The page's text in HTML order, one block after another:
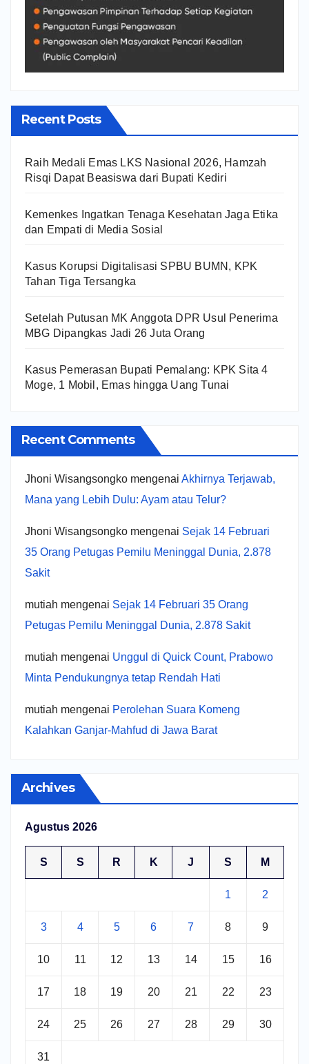
Recent Posts
Raih Medali Emas LKS Nasional 2026, Hamzah
Risqi Dapat Beasiswa dari Bupati Kediri
Kemenkes Ingatkan Tenaga Kesehatan Jaga Etika
dan Empati di Media Sosial
Kasus Korupsi Digitalisasi SPBU BUMN, KPK
Tahan Tiga Tersangka
Setelah Putusan MK Anggota DPR Usul Penerima
MBG Dipangkas Jadi 26 Juta Orang
Kasus Pemerasan Bupati Pemalang: KPK Sita 4
Moge, 1 Mobil, Emas hingga Uang Tunai
Recent Comments
Jhoni Wisangsongko mengenai Akhirnya Terjawab,
Mana yang Lebih Dulu: Ayam atau Telur?
Jhoni Wisangsongko mengenai Sejak 14 Februari
35 Orang Petugas Pemilu Meninggal Dunia, 2.878
Sakit
mutiah mengenai Sejak 14 Februari 35 Orang
Petugas Pemilu Meninggal Dunia, 2.878 Sakit
mutiah mengenai Unggul di Quick Count, Prabowo
Minta Pendukungnya tetap Rendah Hati
mutiah mengenai Perolehan Suara Komeng
Kalahkan Ganjar-Mahfud di Jawa Barat
Archives
Agustus 2026
S S R K J S M
1 2
3 4 5 6 7 8 9
10 11 12 13 14 15 16
17 18 19 20 21 22 23
24 25 26 27 28 29 30
31